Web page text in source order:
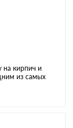
кирпич и
из самых